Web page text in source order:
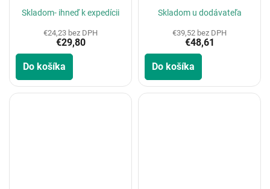
Skladom- ihneď k expedícii
€24,23 bez DPH
€29,80
Do košíka
Skladom u dodávateľa
€39,52 bez DPH
€48,61
Do košíka